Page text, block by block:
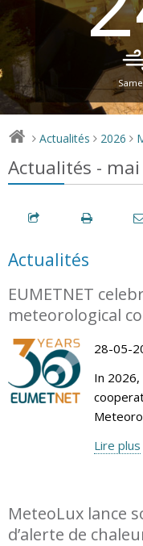
> Actualités > 2026 >
Actualités -
Actualités
EUMETNET
meteorological
28-05-
In 2026,
Lire plus
MeteoLux lance
d’alerte de